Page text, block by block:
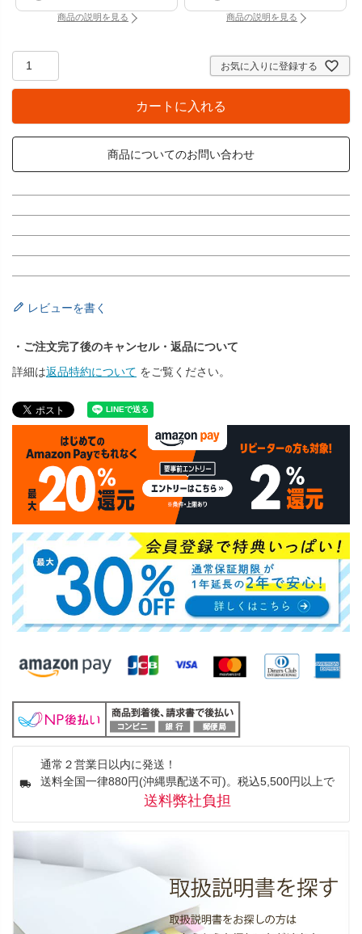
商品の説明を見る：壁掛け時計専用透明フック（別タブで開きます）
商品の説明を見る：バッテリーチェッカ
お気に入りに登録する
カートに入れる
商品についてのお問い合わせ
レビューを書く
・ご注文完了後のキャンセル・返品について
詳細は返品特約について をご覧ください。
通常２営業日以内に発送！
送料全国一律880円(沖縄県配送不可)。税込5,500円以上で
送料弊社負担